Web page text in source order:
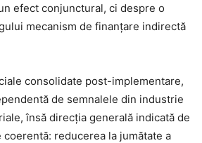
efect conjunctural, ci despre o
mecanism de finanțare indirectă
consolidate post-implementare,
de semnalele din industrie
însă direcția generală indicată de
reducerea la jumătate a